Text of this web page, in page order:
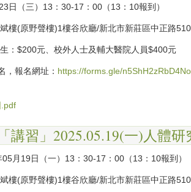
日（三）13：30-17：00（13：10報到）
樓(原野聲樓)1樓谷欣廳/新北市新莊區中正路
：$200元、校外人士及輔大醫院人員$400元
，報名網址： https://forms.gle/
講習」2025.05.19(一)人體
05月19日（一）13：30-17：00（13：10報到）
樓(原野聲樓)1樓谷欣廳/新北市新莊區中正路